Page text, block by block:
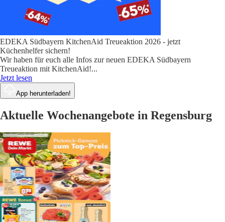
EDEKA Südbayern KitchenAid Treueaktion 2026 - jetzt
Küchenhelfer sichern!
Wir haben für euch alle Infos zur neuen EDEKA Südbayern
Treueaktion mit KitchenAid!...
Jetzt lesen
App herunterladen!
Aktuelle Wochenangebote in Regensburg